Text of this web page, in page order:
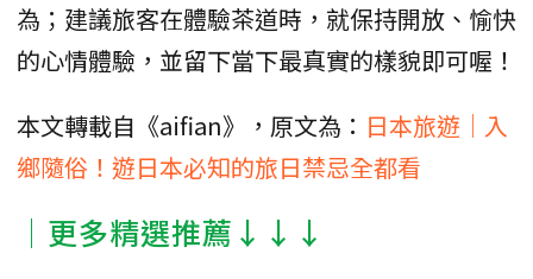
為；建議旅客在體驗茶道時，就保持開放、愉快
的心情體驗，並留下當下最真實的樣貌即可喔！
本文轉載自《aifian》，原文為： 日本旅遊｜入
鄉隨俗！遊日本必知的旅日禁忌全都看
│更多精選推薦↓↓↓